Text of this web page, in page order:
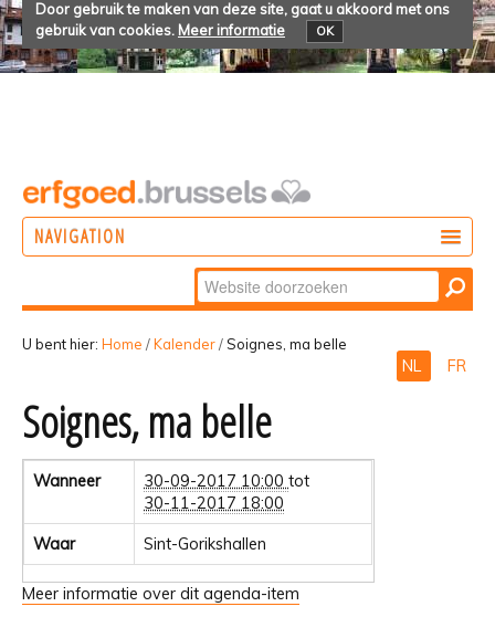
Door gebruik te maken van deze site, gaat u akkoord met ons
gebruik van cookies. Meer informatie OK
NAVIGATION
Zoek
Geavanceerd
zoeken...
U bent hier: Home /Kalender/Soignes, ma belle
NL FR
Soignes, ma belle
Wanneer 30-09-2017 10:00tot
30-11-2017 18:00
Waar Sint-Gorikshallen
Meer informatie over dit agenda-item